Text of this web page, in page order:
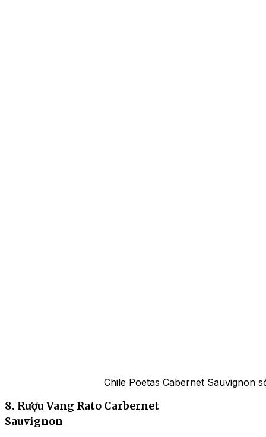
Chile Poetas Cabernet Sauvignon
8. Rượu Vang Rato Carbernet
Sauvignon